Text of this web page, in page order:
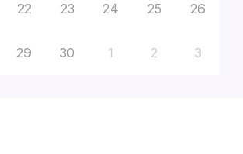
22 23 24 25 26
29 30 1 2 3